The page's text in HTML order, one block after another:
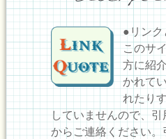
●リンク
このサ
方に紹
かれて
れたり
していませんので、
からご連絡ください